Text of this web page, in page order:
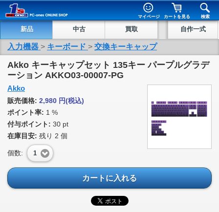
マイページ カートを見る 検索
新品 中古 買取 自作一式
入力機器 > キーボード > 交換キーキャップ
Akko キーキャップセット 135キー パープルグラデ
ーション AKKO03-00007-PG
Akko
販売価格: 2,980 円(税込)
ポイント率: 1 %
付与ポイント: 30 pt
在庫目安: 残り 2 個
個数: 1
カートに入れる